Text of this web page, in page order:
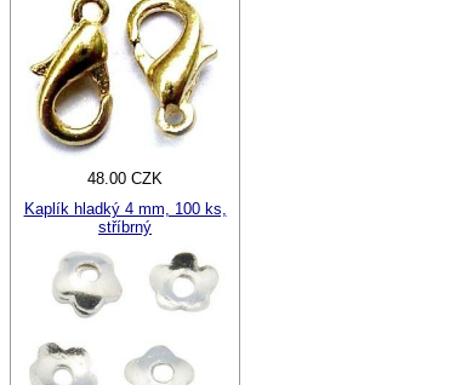
48.00 CZK
Kaplík hladký 4 mm, 100 ks,
stříbrný